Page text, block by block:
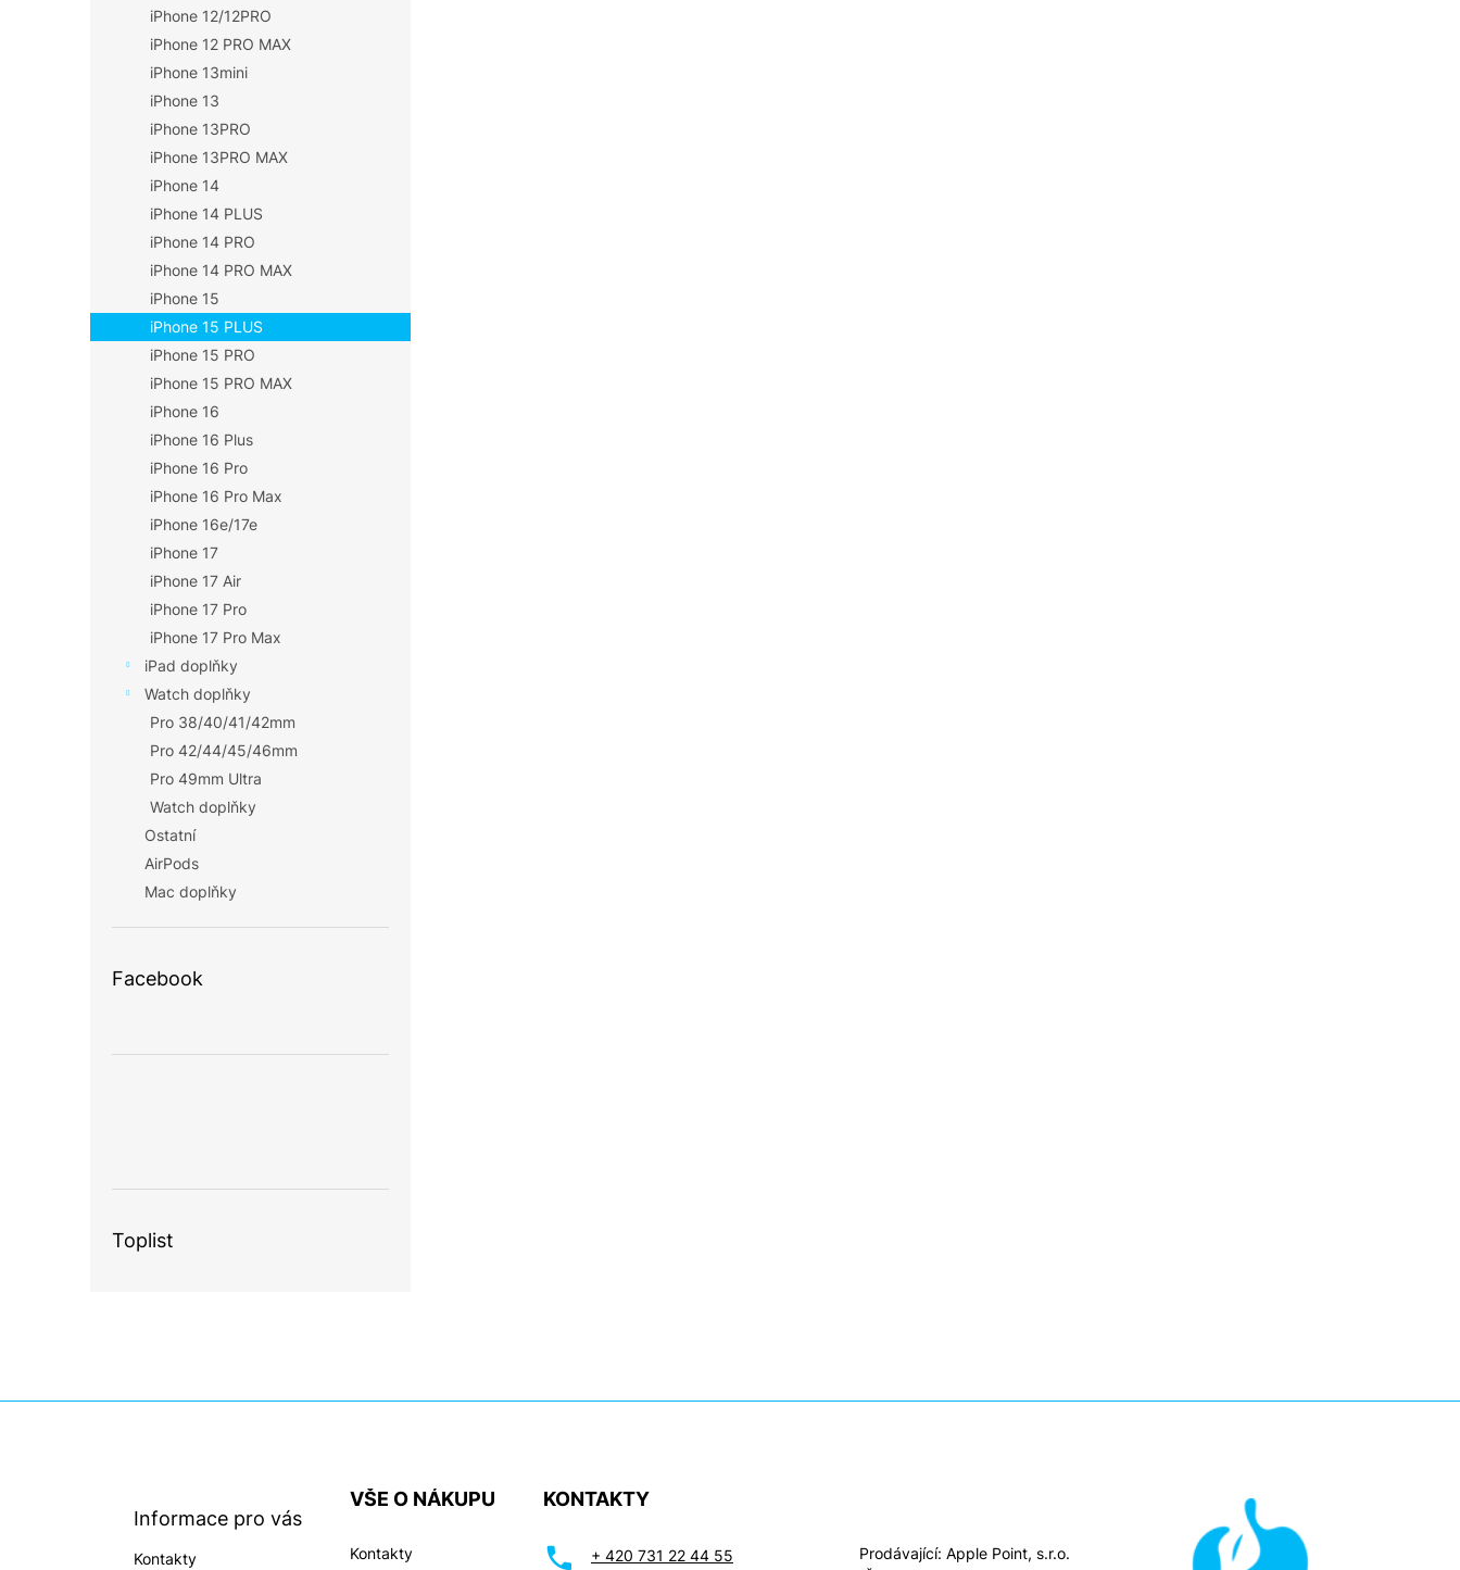
iPhone 12/12PRO
iPhone 12 PRO MAX
iPhone 13mini
iPhone 13
iPhone 13PRO
iPhone 13PRO MAX
iPhone 14
iPhone 14 PLUS
iPhone 14 PRO
iPhone 14 PRO MAX
iPhone 15
iPhone 15 PLUS
iPhone 15 PRO
iPhone 15 PRO MAX
iPhone 16
iPhone 16 Plus
iPhone 16 Pro
iPhone 16 Pro Max
iPhone 16e/17e
iPhone 17
iPhone 17 Air
iPhone 17 Pro
iPhone 17 Pro Max
iPad doplňky
Watch doplňky
Pro 38/40/41/42mm
Pro 42/44/45/46mm
Pro 49mm Ultra
Watch doplňky
Ostatní
AirPods
Mac doplňky
Facebook
Toplist
Informace pro vás
Kontakty
VŠE O NÁKUPU
Kontakty
KONTAKTY
+ 420 731 22 44 55
Prodávající: Apple Point, s.r.o.